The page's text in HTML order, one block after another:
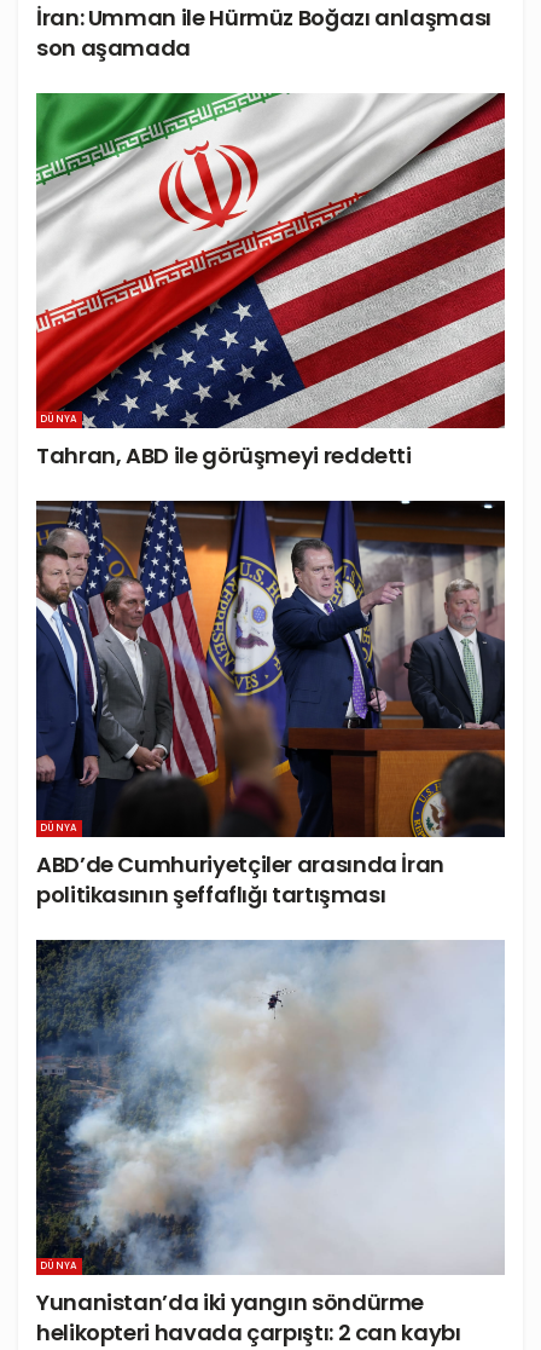
İran: Umman ile Hürmüz Boğazı anlaşması
son aşamada
DÜNYA
Tahran, ABD ile görüşmeyi reddetti
DÜNYA
ABD’de Cumhuriyetçiler arasında İran
politikasının şeffaflığı tartışması
DÜNYA
Yunanistan’da iki yangın söndürme
helikopteri havada çarpıştı: 2 can kaybı